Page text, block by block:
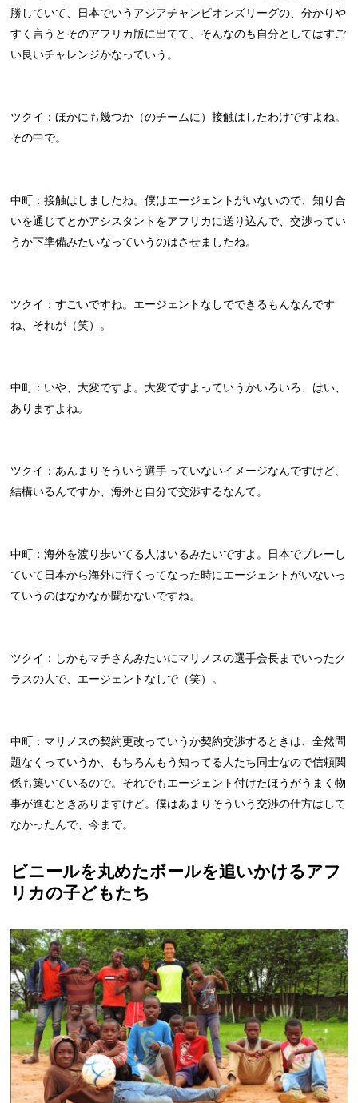
勝していて、日本でいうアジアチャンピオンズリーグの、分かりや
すく言うとそのアフリカ版に出てて、そんなのも自分としてはすご
い良いチャレンジかなっていう。
ツクイ：ほかにも幾つか（のチームに）接触はしたわけですよね。
その中で。
中町：接触はしましたね。僕はエージェントがいないので、知り合
いを通じてとかアシスタントをアフリカに送り込んで、交渉ってい
うか下準備みたいなっていうのはさせましたね。
ツクイ：すごいですね。エージェントなしでできるもんなんです
ね、それが（笑）。
中町：いや、大変ですよ。大変ですよっていうかいろいろ、はい、
ありますよね。
ツクイ：あんまりそういう選手っていないイメージなんですけど、
結構いるんですか、海外と自分で交渉するなんて。
中町：海外を渡り歩いてる人はいるみたいですよ。日本でプレーし
ていて日本から海外に行くってなった時にエージェントがいないっ
ていうのはなかなか聞かないですね。
ツクイ：しかもマチさんみたいにマリノスの選手会長までいったク
ラスの人で、エージェントなしで（笑）。
中町：マリノスの契約更改っていうか契約交渉するときは、全然問
題なくっていうか、もちろんもう知ってる人たち同士なので信頼関
係も築いているので。それでもエージェント付けたほうがうまく物
事が進むときありますけど。僕はあまりそういう交渉の仕方はして
なかったんで、今まで。
ビニールを丸めたボールを追いかけるアフ
リカの子どもたち